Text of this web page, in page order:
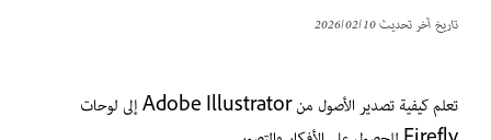
تاريخ آخر تحديث10‏/02‏/2026
تعلم كيفية تصدير الأصول من Adobe Illustrator إلى لوحات